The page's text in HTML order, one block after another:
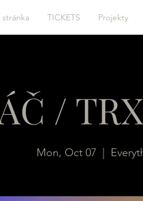
stránka TICKETS Projekty
/
Mon, Oct 07